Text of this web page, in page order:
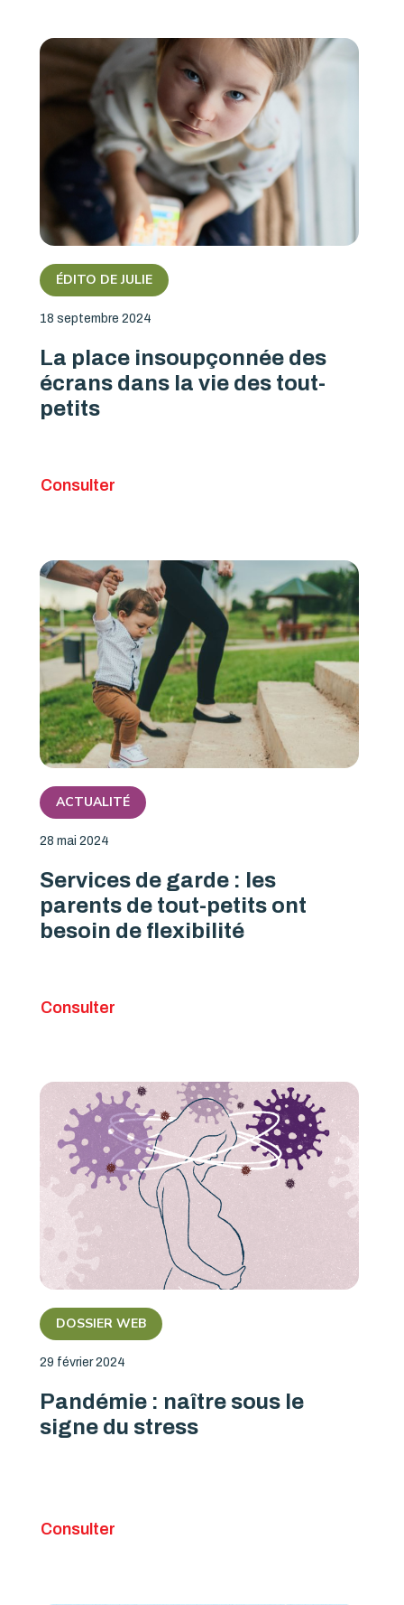
ÉDITO DE JULIE
18 septembre 2024
La place insoupçonnée des
écrans dans la vie des tout-
petits
Consulter
ACTUALITÉ
28 mai 2024
Services de garde : les
parents de tout-petits ont
besoin de flexibilité
Consulter
DOSSIER WEB
29 février 2024
Pandémie : naître sous le
signe du stress
Consulter